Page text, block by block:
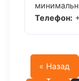
Телефон:
« Назад